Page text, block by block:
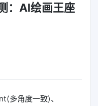
：AI绘画王座
多角度一致)、